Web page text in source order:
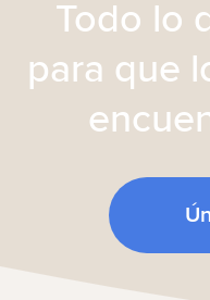
Todo lo
para que